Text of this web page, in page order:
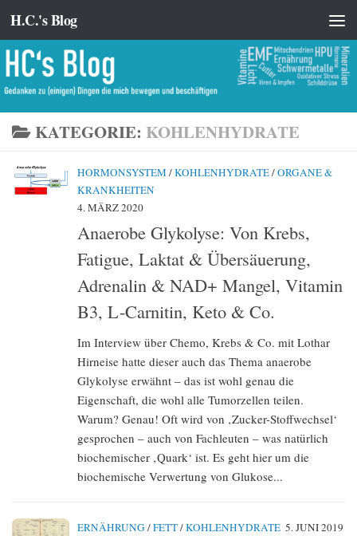
Zum Inhalt springen
H.C.'s Blog
KATEGORIE: KOHLENHYDRATE
HORMONSYSTEM /KOHLENHYDRATE/ORGANE &
KRANKHEITEN
4. MÄRZ 2020
Anaerobe Glykolyse: Von Krebs,
Fatigue, Laktat & Übersäuerung,
Adrenalin & NAD+ Mangel, Vitamin
B3, L-Carnitin, Keto & Co.
Im Interview über Chemo, Krebs & Co. mit Lothar
Hirneise hatte dieser auch das Thema anaerobe
Glykolyse erwähnt – das ist wohl genau die
Eigenschaft, die wohl alle Tumorzellen teilen.
Warum? Genau! Oft wird von ‚Zucker-Stoffwechsel‘
gesprochen – auch von Fachleuten – was natürlich
biochemischer ‚Quark‘ ist. Es geht hier um die
biochemische Verwertung von Glukose...
ERNÄHRUNG /FETT/KOHLENHYDRATE 5. JUNI 2019